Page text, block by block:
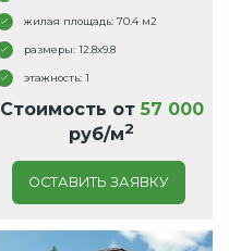
жилая площадь: 70.4 м2
размеры: 12.8x9.8
этажность: 1
Стоимость от 57 000
руб/м2
ОСТАВИТЬ ЗАЯВКУ